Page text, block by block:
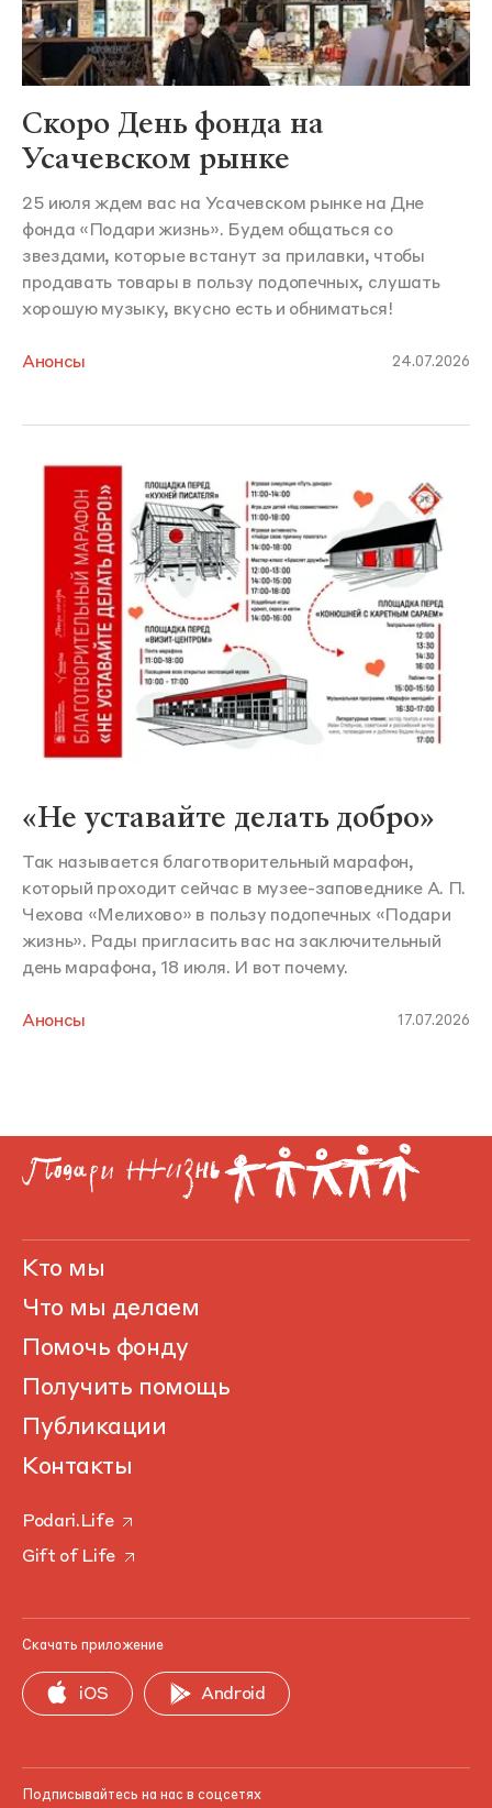
Скоро День фонда на
Усачевском рынке
25 июля ждем вас на Усачевском рынке на Дне
фонда «Подари жизнь». Будем общаться со
звездами, которые встанут за прилавки, чтобы
продавать товары в пользу подопечных, слушать
хорошую музыку, вкусно есть и обниматься!
Анонсы 24.07.2026
«Не уставайте делать добро»
Так называется благотворительный марафон,
который проходит сейчас в музее-заповеднике А. П.
Чехова «Мелихово» в пользу подопечных «Подари
жизнь». Рады пригласить вас на заключительный
день марафона, 18 июля. И вот почему.
Анонсы 17.07.2026
Кто мы
Что мы делаем
Помочь фонду
Получить помощь
Публикации
Контакты
Podari.Life
Gift of Life
Скачать приложение
iOS Android
Подписывайтесь на нас в соцсетях